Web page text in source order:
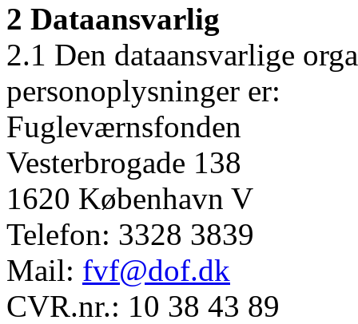
2 Dataansvarlig
2.1 Den dataansvarlige
personoplysninger er:
Fugleværnsfonden
Vesterbrogade 138
1620 København V
Telefon: 3328 3839
Mail: fvf@dof.dk
CVR.nr.: 10 38 43 89